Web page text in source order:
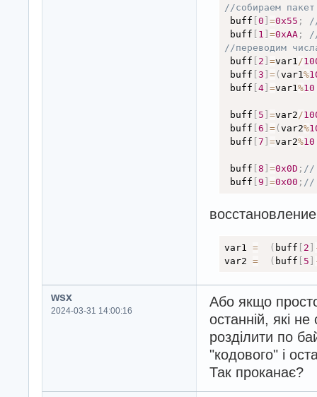
//собираем
buff 0 =0x55 ;
buff
1 =0xAA;
//переводим
buff
2 =var1/
buff 3 =( var1%
buff 4] =var1%10
buff 5 =var2/
buff 6 =( var2%
buff 7 =var2%10
buff 8 =0x0D ; //
buff 9 =0x00 ; //
var1 = ( buff [ 2 ]
var2 = ( buff [ 5 ]
wsx
2024-03-31 14:00:16
Або якщо
останній, які
розділити по
"кодового" і
Так проканає?